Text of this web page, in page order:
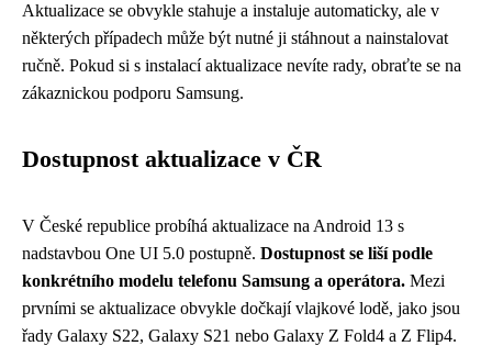
Aktualizace se obvykle stahuje a instaluje automaticky, ale v
některých případech může být nutné ji stáhnout a nainstalovat
ručně. Pokud si s instalací aktualizace nevíte rady, obraťte se na
zákaznickou podporu Samsung.
Dostupnost aktualizace v ČR
V České republice probíhá aktualizace na Android 13 s
nadstavbou One UI 5.0 postupně. Dostupnost se liší podle
konkrétního modelu telefonu Samsung a operátora. Mezi
prvními se aktualizace obvykle dočkají vlajkové lodě, jako jsou
řady Galaxy S22, Galaxy S21 nebo Galaxy Z Fold4 a Z Flip4.